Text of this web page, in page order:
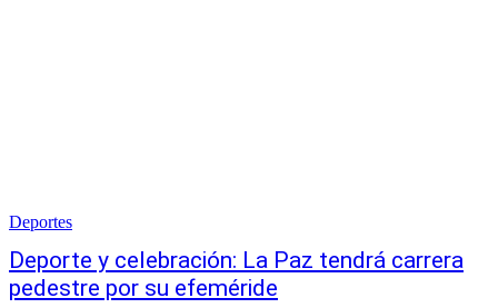
Deportes
Deporte y celebración: La Paz tendrá carrera
pedestre por su efeméride